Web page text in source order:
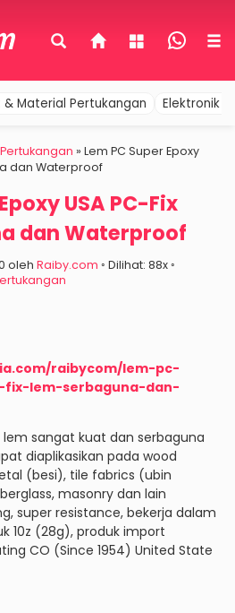
& Material Pertukangan Elektronik
» Lem PC Super Epoxy
dan Waterproof
USA PC-Fix
dan Waterproof
oleh Raiby.com ◦ Dilihat: 88x ◦
raibycom/lem-pc-
lem-serbaguna-dan-
lem sangat kuat dan serbaguna
diaplikasikan pada wood
(besi), tile fabrics (ubin
masonry dan lain
super resistance, bekerja dalam
10z (28g), produk import
CO (Since 1954) United State